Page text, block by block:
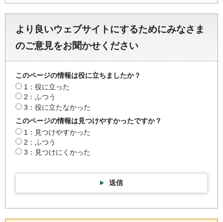
より良いウェブサイトにするためにみなさま
のご意見をお聞かせください
このページの情報は役に立ちましたか？
1：役に立った
2：ふつう
3：役に立たなかった
このページの情報は見つけやすかったですか？
1：見つけやすかった
2：ふつう
3：見つけにくかった
送信